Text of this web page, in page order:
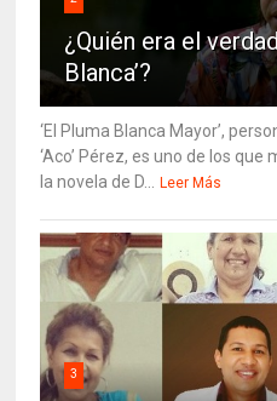
¿Quién era el
Blanca’?
‘El Pluma Blanca Mayor’,
‘Aco’ Pérez, es uno de los
la novela de D... Leer Más
3